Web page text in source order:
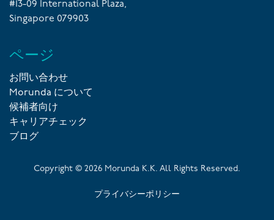
#13-09 International Plaza,
Singapore 079903
ページ
お問い合わせ
Morunda について
候補者向け
キャリアチェック
ブログ
Copyright © 2026 Morunda K.K. All Rights Reserved.
プライバシーポリシー